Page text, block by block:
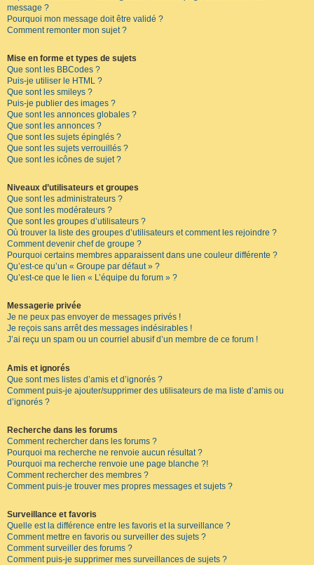
message ?
Pourquoi mon message doit être validé ?
Comment remonter mon sujet ?
Mise en forme et types de sujets
Que sont les BBCodes ?
Puis-je utiliser le HTML ?
Que sont les smileys ?
Puis-je publier des images ?
Que sont les annonces globales ?
Que sont les annonces ?
Que sont les sujets épinglés ?
Que sont les sujets verrouillés ?
Que sont les icônes de sujet ?
Niveaux d’utilisateurs et groupes
Que sont les administrateurs ?
Que sont les modérateurs ?
Que sont les groupes d’utilisateurs ?
Où trouver la liste des groupes d’utilisateurs et comment les rejoindre ?
Comment devenir chef de groupe ?
Pourquoi certains membres apparaissent dans une couleur différente ?
Qu’est-ce qu’un « Groupe par défaut » ?
Qu’est-ce que le lien « L’équipe du forum » ?
Messagerie privée
Je ne peux pas envoyer de messages privés !
Je reçois sans arrêt des messages indésirables !
J’ai reçu un spam ou un courriel abusif d’un membre de ce forum !
Amis et ignorés
Que sont mes listes d’amis et d’ignorés ?
Comment puis-je ajouter/supprimer des utilisateurs de ma liste d’amis ou
d’ignorés ?
Recherche dans les forums
Comment rechercher dans les forums ?
Pourquoi ma recherche ne renvoie aucun résultat ?
Pourquoi ma recherche renvoie une page blanche ?!
Comment rechercher des membres ?
Comment puis-je trouver mes propres messages et sujets ?
Surveillance et favoris
Quelle est la différence entre les favoris et la surveillance ?
Comment mettre en favoris ou surveiller des sujets ?
Comment surveiller des forums ?
Comment puis-je supprimer mes surveillances de sujets ?